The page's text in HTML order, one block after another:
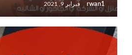
rwan1 فبراير 9, 2021